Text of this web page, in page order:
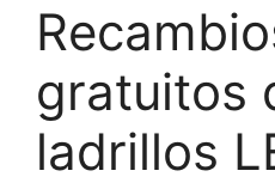
gratuitos
ladrillos